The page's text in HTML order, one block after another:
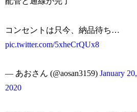
コンセントは只今、納品待ち…
pic.twitter.com/5xheCrQUx8
— あおさん (@aosan3159)January 20,
2020